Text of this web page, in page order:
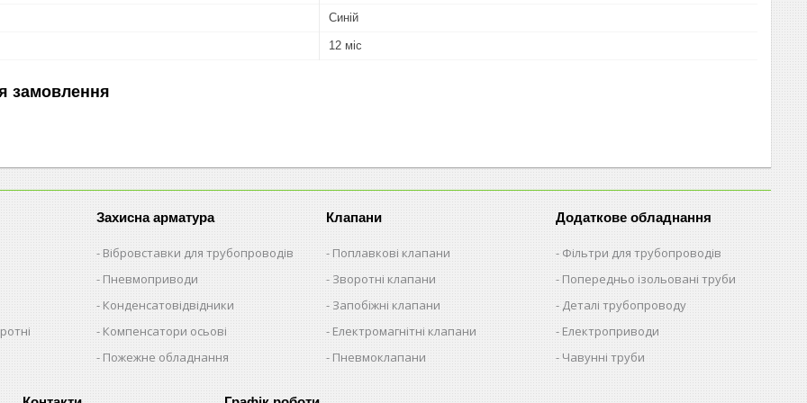
Синій
12 міс
замовлення
Захисна арматура
Вібровставки для трубопроводів
Пневмоприводи
Конденсатовідвідники
Компенсатори осьові
Пожежне обладнання
Клапани
Поплавкові клапани
Зворотні клапани
Запобіжні клапани
Електромагнітні клапани
Пневмоклапани
Додаткове обладнання
Фільтри для трубопроводів
Попередньо ізольовані труби
Деталі трубопроводу
Електроприводи
Чавунні труби